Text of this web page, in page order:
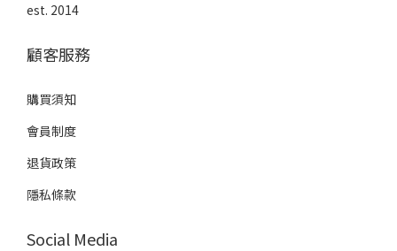
est. 2014
顧客服務
購買須知
會員制度
退貨政策
隱私條款
Social Media